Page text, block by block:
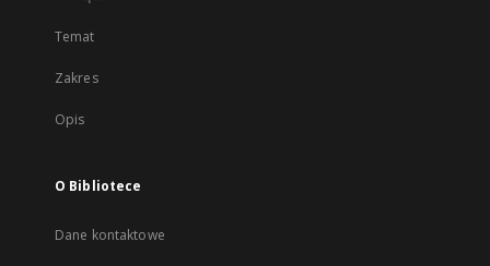
Temat
Zakres
Opis
O Bibliotece
Dane kontaktowe